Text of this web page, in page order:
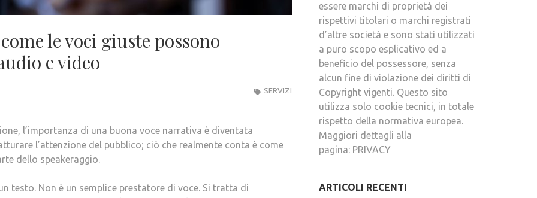
le voci giuste possono
e video
SERVIZI
l’importanza di una buona voce narrativa è diventata
l’attenzione del pubblico; ciò che realmente conta è come
dello speakeraggio.
testo. Non è un semplice prestatore di voce. Si tratta di
essere marchi di proprietà dei
rispettivi titolari o marchi registrati
d’altre società e sono stati utilizzati
a puro scopo esplicativo ed a
beneficio del possessore, senza
alcun fine di violazione dei diritti di
Copyright vigenti. Questo sito
utilizza solo cookie tecnici, in totale
rispetto della normativa europea.
Maggiori dettagli alla
pagina: PRIVACY
ARTICOLI RECENTI